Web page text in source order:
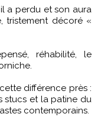
a perdu et son aura
tristement décoré «
réhabilité, le
différence près :
stucs et la patine du
contemporains.